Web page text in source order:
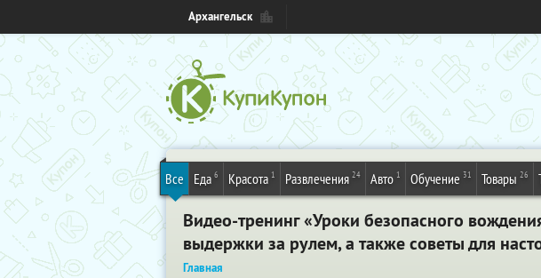
Архангельск
Все Еда 6 Красота 1 Развлечения 24 Авто 1 Обучение 31 Товары 26
Видео-тренинг «Уроки безопасного
выдержки за рулем, а также советы для
Главная